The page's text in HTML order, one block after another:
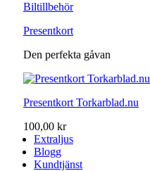
Biltillbehör
Presentkort
Den perfekta gåvan
Presentkort Torkarblad.nu
100,00 kr
Extraljus
Blogg
Kundtjänst